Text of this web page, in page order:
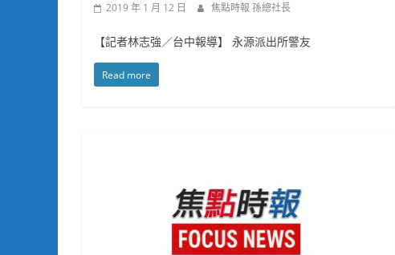
2019 年 1 月 12 日 焦點時報 孫總社長
【記者林志強／台中報導】 永源派出所警友
Read more